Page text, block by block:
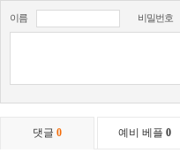
이름 비밀번호
댓글 0 예비 베플 0